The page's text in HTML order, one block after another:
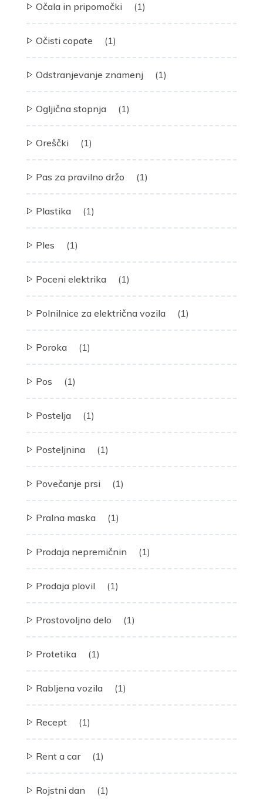
Očala in pripomočki (1)
Očisti copate (1)
Odstranjevanje znamenj (1)
Ogljična stopnja (1)
Oreščki (1)
Pas za pravilno držo (1)
Plastika (1)
Ples (1)
Poceni elektrika (1)
Polnilnice za električna vozila (1)
Poroka (1)
Pos (1)
Postelja (1)
Posteljnina (1)
Povečanje prsi (1)
Pralna maska (1)
Prodaja nepremičnin (1)
Prodaja plovil (1)
Prostovoljno delo (1)
Protetika (1)
Rabljena vozila (1)
Recept (1)
Rent a car (1)
Rojstni dan (1)